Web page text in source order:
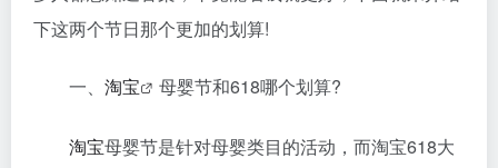
下这两个节日那个更加的划算!
一、 淘宝 母婴节和618哪个划算?
淘宝母婴节是针对母婴类目的活动，而淘宝618大